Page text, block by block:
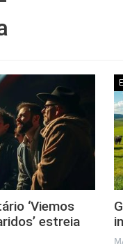
‘Viemos
estreia